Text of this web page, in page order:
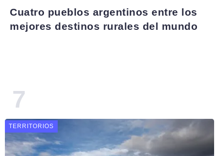
Cuatro pueblos argentinos entre los
mejores destinos rurales del mundo
TERRITORIOS